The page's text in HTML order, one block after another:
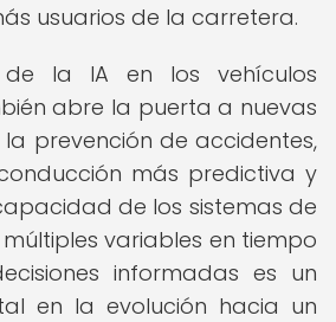
usuarios de la carretera.
de la IA en los vehículos
abre la puerta a nuevas
prevención de accidentes,
más predictiva y
de los sistemas de
variables en tiempo
informadas es un
en la evolución hacia un